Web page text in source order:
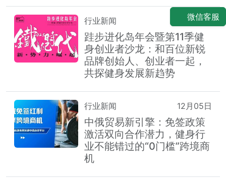
行业新闻 12月29日
跬步进化岛年会暨第11季健
身创业者沙龙：和百位新锐
品牌创始人、创业者一起，
共探健身发展新趋势
行业新闻 12月05日
中俄贸易新引擎：免签政策
激活双向合作潜力，健身行
业不能错过的“0门槛”跨境商
机
微信客服